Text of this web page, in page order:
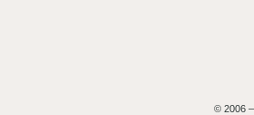
© 2006